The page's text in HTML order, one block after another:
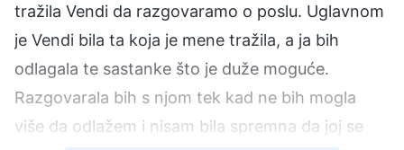
tražila Vendi da razgovaramo o poslu. Uglavnom
je Vendi bila ta koja je mene tražila, a ja bih
odlagala te sastanke što je duže moguće.
Razgovarala bih s njom tek kad ne bih mogla
više da odlažem i nisam bila spremna da joj se